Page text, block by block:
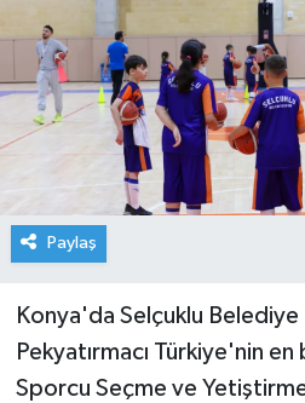
Paylaş
Konya'da Selçuklu Belediye
Pekyatırmacı Türkiye'nin en
Sporcu Seçme ve